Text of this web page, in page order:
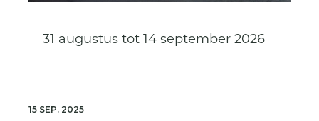
31 augustus tot 14 september 2026
15 SEP. 2025